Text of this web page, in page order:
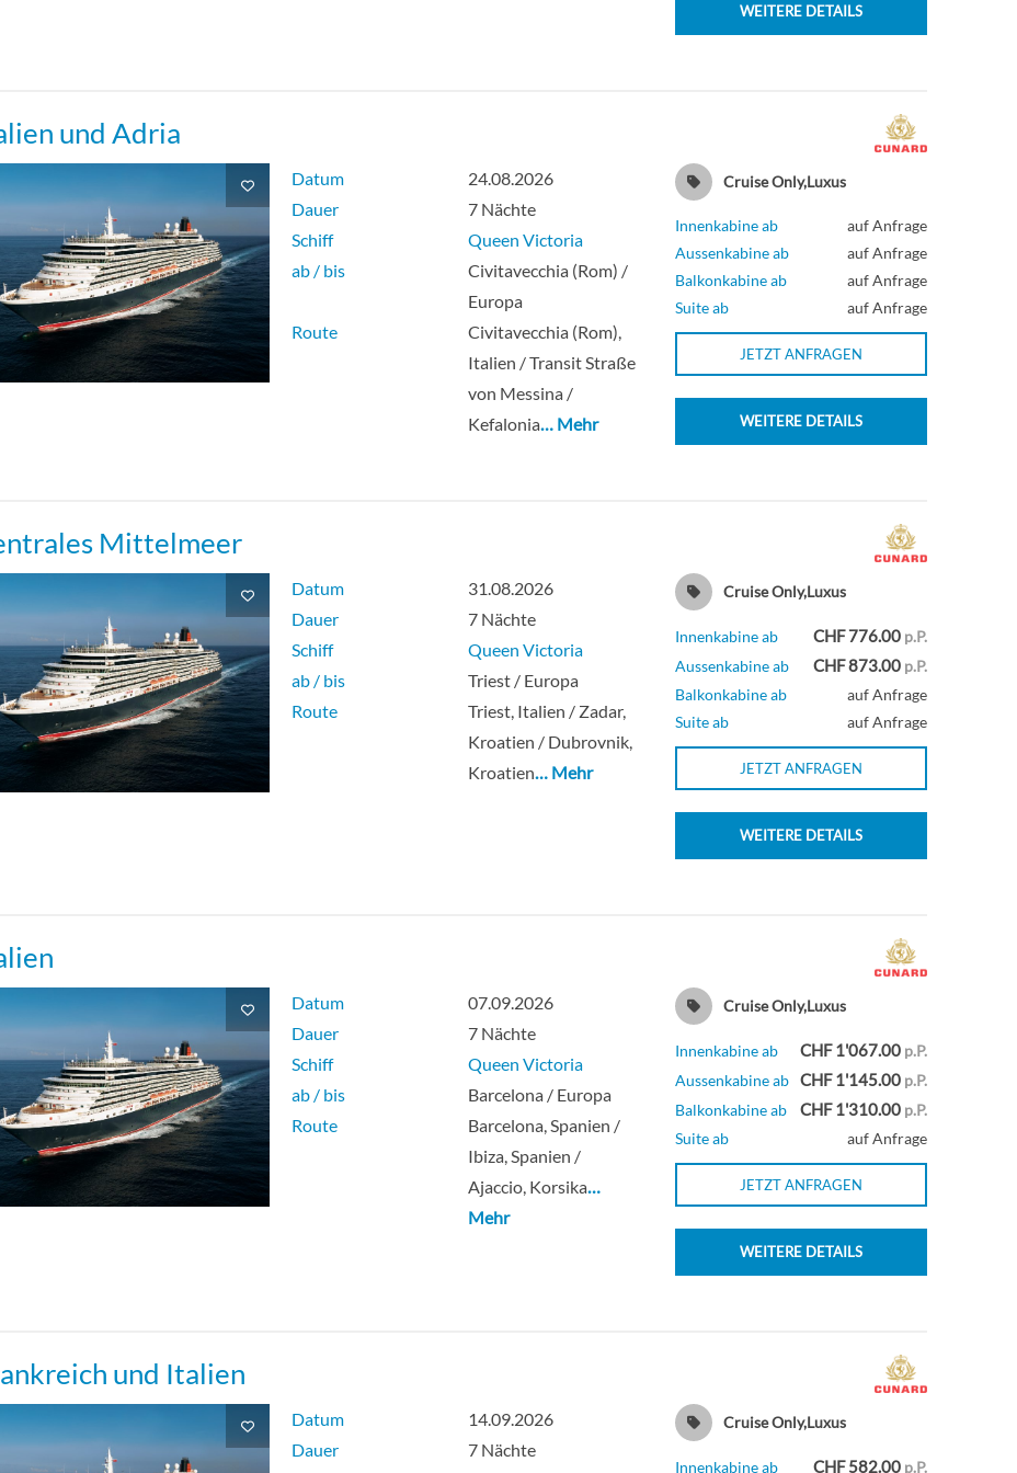
Princess Suite Suite-[P1] Suite
Suite Suite-[P2] Deck 6 Suite
Suite-[Q1] Deck 6 Suite
Suite
Suite-[Q4]
Suite-[Q5] Suite
Suite-[Q6] Suite
WEITERE DETAILS
und Adria
Datum
24.08.2026
Dauer
7 Nächte
Schiff
Queen Victoria
ab / bis
Civitavecchia (Rom) /
Europa
Route
Civitavecchia (Rom),
Italien / Transit Straße
von Messina /
Kefalonia… Mehr
Cruise Only,Luxus
Innenkabine ab
auf Anfrage
Aussenkabine ab
auf Anfrage
Balkonkabine ab
auf Anfrage
Suite ab
auf Anfrage
JETZT ANFRAGEN
WEITERE DETAILS
Mittelmeer
Datum
31.08.2026
Dauer
7 Nächte
Schiff
Queen Victoria
ab / bis
Triest / Europa
Route
Triest, Italien / Zadar,
Kroatien / Dubrovnik,
Kroatien… Mehr
Cruise Only,Luxus
Innenkabine ab CHF 776.00 p.P.
Aussenkabine ab
CHF 873.00 p.P.
Balkonkabine ab
auf Anfrage
Suite ab
auf Anfrage
JETZT ANFRAGEN
WEITERE DETAILS
Datum
07.09.2026
Dauer
7 Nächte
Schiff
Queen Victoria
ab / bis
Barcelona / Europa
Route
Barcelona, Spanien /
Ibiza, Spanien /
Ajaccio, Korsika…
Mehr
Cruise Only,Luxus
Innenkabine ab CHF 1'067.00 p.P.
Aussenkabine ab CHF 1'145.00 p.P.
Balkonkabine ab
CHF 1'310.00 p.P.
Suite ab
auf Anfrage
JETZT ANFRAGEN
WEITERE DETAILS
und Italien
Datum
14.09.2026
Dauer
7 Nächte
Cruise Only,Luxus
Innenkabine ab CHF 582.00 p.P.